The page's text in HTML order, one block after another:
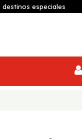
destinos especiales